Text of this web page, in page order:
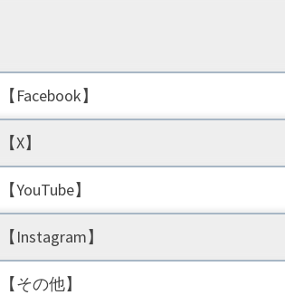
【Facebook】
【X】
【YouTube】
【Instagram】
【その他】